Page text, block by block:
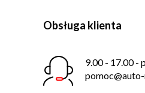
Obsługa klienta
9.00 - 17.00 -